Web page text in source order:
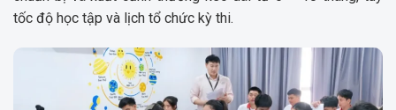
tốc độ học tập và lịch tổ chức kỳ thi.